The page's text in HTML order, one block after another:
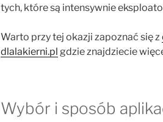
tych, które są intensywnie
Warto przy tej okazji zapoznać się z
dlalakierni.pl gdzie znajdziecie
Wybór i sposób